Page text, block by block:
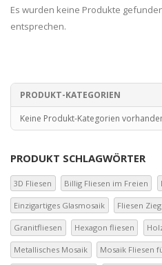
Es wurden keine Produkte
entsprechen.
PRODUKT-KATEGORIEN
Keine Produkt-Kategorien
PRODUKT SCHLAGWÖRTER
3D Fliesen Billig Fliesen im Freien
Einzigartiges Glasmosaik Fliesen
Granitfliesen Hexagon fliesen
Metallisches Mosaik Mosaik Fliesen